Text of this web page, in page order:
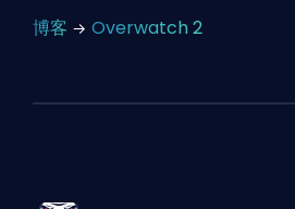
博客 Overwatch 2